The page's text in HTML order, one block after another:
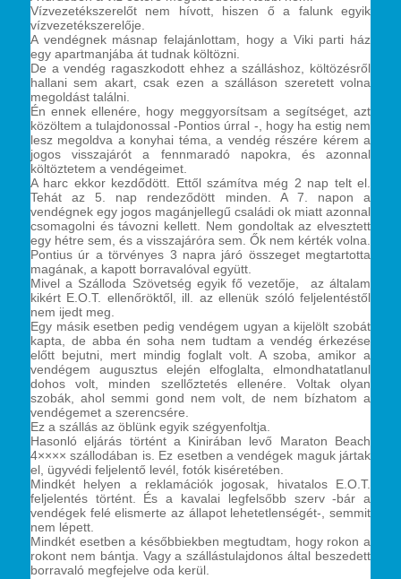
Vízvezetékszerelőt nem hívott, hiszen ő a falunk egyik
vízvezetékszerelője.
A vendégnek másnap felajánlottam, hogy a Viki parti ház
egy apartmanjába át tudnak költözni.
De a vendég ragaszkodott ehhez a szálláshoz, költözésről
hallani sem akart, csak ezen a szálláson szeretett volna
megoldást találni.
Én ennek ellenére, hogy meggyorsítsam a segítséget, azt
közöltem a tulajdonossal -Pontios úrral -, hogy ha estig nem
lesz megoldva a konyhai téma, a vendég részére kérem a
jogos visszajárót a fennmaradó napokra, és azonnal
költöztetem a vendégeimet.
A harc ekkor kezdődött. Ettől számítva még 2 nap telt el.
Tehát az 5. nap rendeződött minden. A 7. napon a
vendégnek egy jogos magánjellegű családi ok miatt azonnal
csomagolni és távozni kellett. Nem gondoltak az elvesztett
egy hétre sem, és a visszajáróra sem. Ők nem kérték volna.
Pontius úr a törvényes 3 napra járó összeget megtartotta
magának, a kapott borravalóval együtt.
Mivel a Szálloda Szövetség egyik fő vezetője, az általam
kikért E.O.T. ellenőröktől, ill. az ellenük szóló feljelentéstől
nem ijedt meg.
Egy másik esetben pedig vendégem ugyan a kijelölt szobát
kapta, de abba én soha nem tudtam a vendég érkezése
előtt bejutni, mert mindig foglalt volt. A szoba, amikor a
vendégem augusztus elején elfoglalta, elmondhatatlanul
dohos volt, minden szellőztetés ellenére. Voltak olyan
szobák, ahol semmi gond nem volt, de nem bízhatom a
vendégemet a szerencsére.
Ez a szállás az öblünk egyik szégyenfoltja.
Hasonló eljárás történt a Kinirában levő Maraton Beach
4×××× szállodában is. Ez esetben a vendégek maguk jártak
el, ügyvédi feljelentő levél, fotók kiséretében.
Mindkét helyen a reklamációk jogosak, hivatalos E.O.T.
feljelentés történt. És a kavalai legfelsőbb szerv -bár a
vendégek felé elismerte az állapot lehetetlenségét-, semmit
nem lépett.
Mindkét esetben a későbbiekben megtudtam, hogy rokon a
rokont nem bántja. Vagy a szállástulajdonos által beszedett
borravaló megfejelve oda kerül.